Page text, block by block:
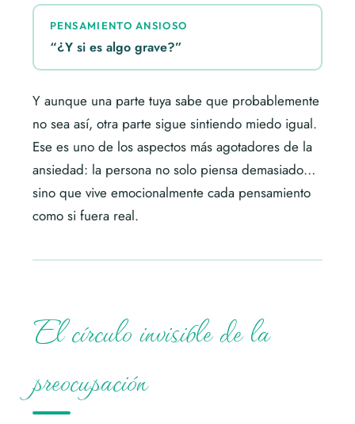
PENSAMIENTO ANSIOSO
“¿Y si es algo grave?”
Y aunque una parte tuya sabe que probablemente
no sea así, otra parte sigue sintiendo miedo igual.
Ese es uno de los aspectos más agotadores de la
ansiedad: la persona no solo piensa demasiado…
sino que vive emocionalmente cada pensamiento
como si fuera real.
El círculo invisible de la
preocupación